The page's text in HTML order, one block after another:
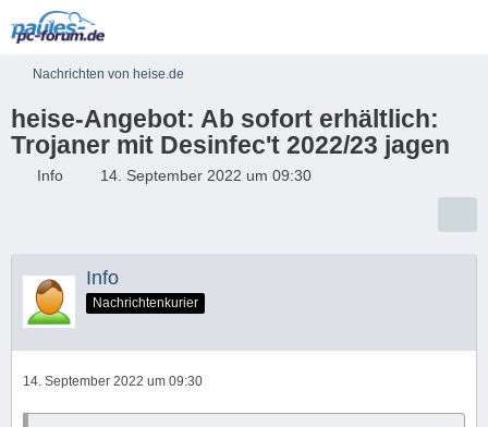
Nachrichten von heise.de
heise-Angebot: Ab sofort erhältlich:
Trojaner mit Desinfec't 2022/23 jagen
Info 14. September 2022 um 09:30
Info
Nachrichtenkurier
14. September 2022 um 09:30